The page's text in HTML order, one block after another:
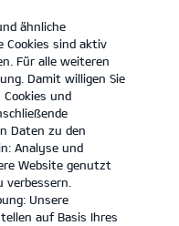
KONTAKT
ähnliche
Cookies sind aktiv
Für alle weiteren
Damit willigen Sie
und
Daten zu den
Analyse und
Website genutzt
Unsere
auf Basis Ihres